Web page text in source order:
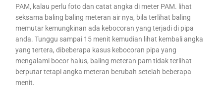
PAM, kalau perlu foto dan catat angka di meter PAM. lihat
seksama baling baling meteran air nya, bila terlihat baling
memutar kemungkinan ada kebocoran yang terjadi di pipa
anda. Tunggu sampai 15 menit kemudian lihat kembali angka
yang tertera, dibeberapa kasus kebocoran pipa yang
mengalami bocor halus, baling meteran pam tidak terlihat
berputar tetapi angka meteran berubah setelah beberapa
menit.